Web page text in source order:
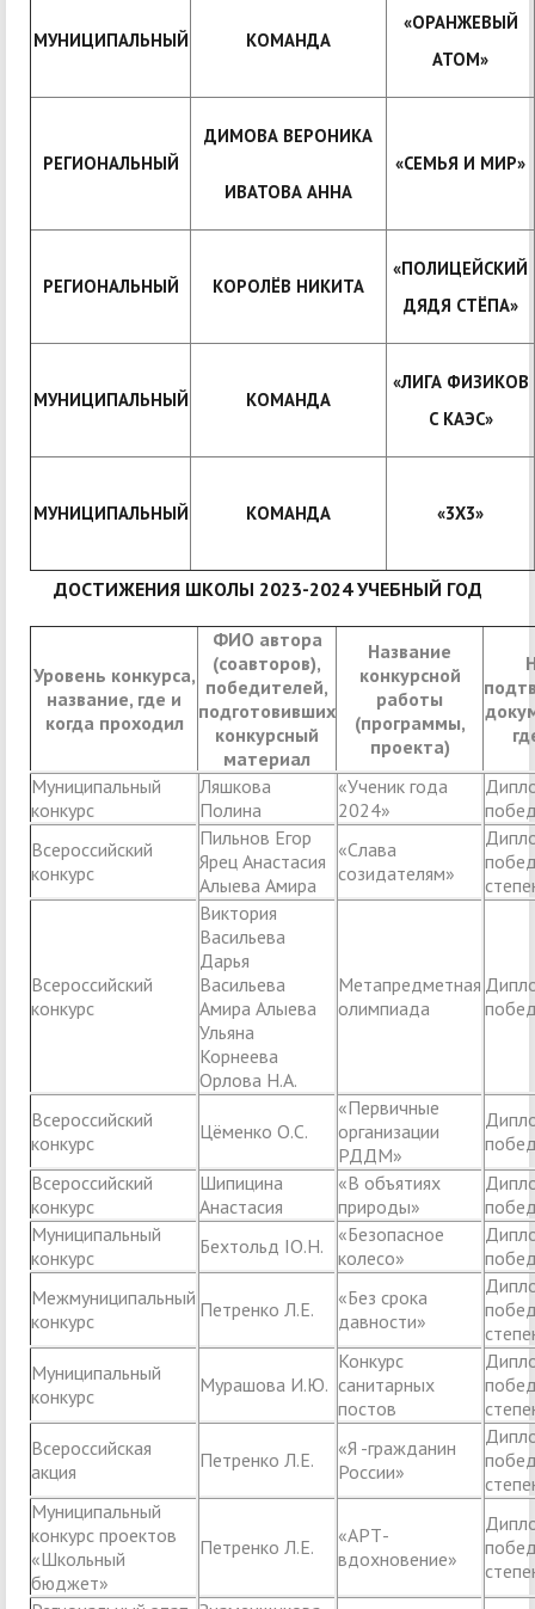
МУНИЦИПАЛЬНЫЙ КОМАНДА
«ОРАНЖЕВЫЙ
АТОМ»
РЕГИОНАЛЬНЫЙ
ДИМОВА ВЕРОНИКА
ИВАТОВА АННА
«СЕМЬЯ И МИР»
РЕГИОНАЛЬНЫЙ КОРОЛЁВ НИКИТА
«ПОЛИЦЕЙСКИЙ
ДЯДЯ СТЁПА»
МУНИЦИПАЛЬНЫЙ КОМАНДА
«ЛИГА ФИЗИКОВ
С КАЭС»
МУНИЦИПАЛЬНЫЙ КОМАНДА «3Х3»
ДОСТИЖЕНИЯ ШКОЛЫ 2023-2024 УЧЕБНЫЙ ГОД
Уровень конкурса,
название, где и
когда проходил
ФИО автора
(соавторов),
победителей,
подготовивших
конкурсный
материал
Название
конкурсной
работы
(программы,
проекта)
Муниципальный
конкурс
Ляшкова
Полина
«Ученик года
2024»
Всероссийский
конкурс
Пильнов Егор
Ярец Анастасия
Алыева Амира
«Слава
созидателям»
Всероссийский
конкурс
Виктория
Васильева
Дарья
Васильева
Амира Алыева
Ульяна
Корнеева
Орлова Н.А.
Метапредметная
олимпиада
Всероссийский
конкурс
Цёменко О.С.
«Первичные
организации
РДДМ»
Всероссийский
конкурс
Шипицина
Анастасия
«В объятиях
природы»
Муниципальный
конкурс
Бехтольд IO.Н.
«Безопасное
колесо»
Межмуниципальный
конкурс
Петренко Л.Е.
«Без срока
давности»
Муниципальный
конкурс
Мурашова И.Ю.
Конкурс
санитарных
постов
Всероссийская
акция
Петренко Л.Е.
«Я -гражданин
России»
Муниципальный
конкурс проектов
«Школьный
бюджет»
Петренко Л.Е.
«АРТ-
вдохновение»